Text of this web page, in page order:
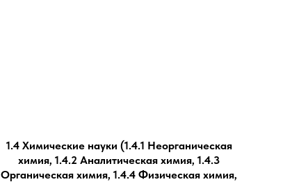
1.4 Химические науки (1.4.1 Неорганическая
химия, 1.4.2 Аналитическая химия, 1.4.3
Органическая химия, 1.4.4 Физическая химия,